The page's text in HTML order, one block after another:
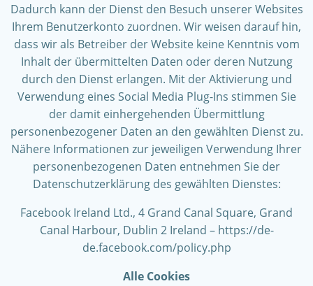
Dadurch kann der Dienst den Besuch unserer Websites
Ihrem Benutzerkonto zuordnen. Wir weisen darauf hin,
dass wir als Betreiber der Website keine Kenntnis vom
Inhalt der übermittelten Daten oder deren Nutzung
durch den Dienst erlangen. Mit der Aktivierung und
Verwendung eines Social Media Plug-Ins stimmen Sie
der damit einhergehenden Übermittlung
personenbezogener Daten an den gewählten Dienst zu.
Nähere Informationen zur jeweiligen Verwendung Ihrer
personenbezogenen Daten entnehmen Sie der
Datenschutzerklärung des gewählten Dienstes:
Facebook Ireland Ltd., 4 Grand Canal Square, Grand
Canal Harbour, Dublin 2 Ireland – https://de-
de.facebook.com/policy.php
Alle Cookies